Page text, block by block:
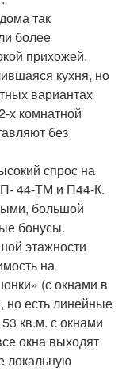
так
более
прихожей.
кухня, но
вариантах
х комнатной
без
спрос на
44-ТМ и П44-К.
большой
бонусы.
этажности
на
(с окнами в
но есть линейные
кв.м. с окнами
окна выходят
локальную